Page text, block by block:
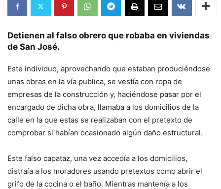
Detienen al falso obrero que robaba en viviendas
de San José.
Este individuo, aprovechando que estaban produciéndose
unas obras en la vía publica, se vestía con ropa de
empresas de la construcción y, haciéndose pasar por el
encargado de dicha obra, llamaba a los domicilios de la
calle en la que estas se realizaban con el pretexto de
comprobar si habían ocasionado algún daño estructural.
Este falso capataz, una vez accedía a los domicilios,
distraía a los moradores usando pretextos como abrir el
grifo de la cocina o el baño. Mientras mantenía a los